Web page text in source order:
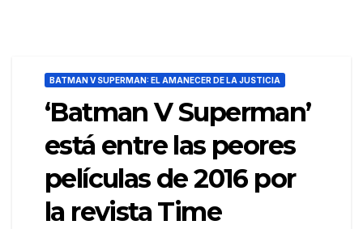
BATMAN V SUPERMAN: EL AMANECER DE LA JUSTICIA
‘Batman V Superman’
está entre las peores
películas de 2016 por
la revista Time